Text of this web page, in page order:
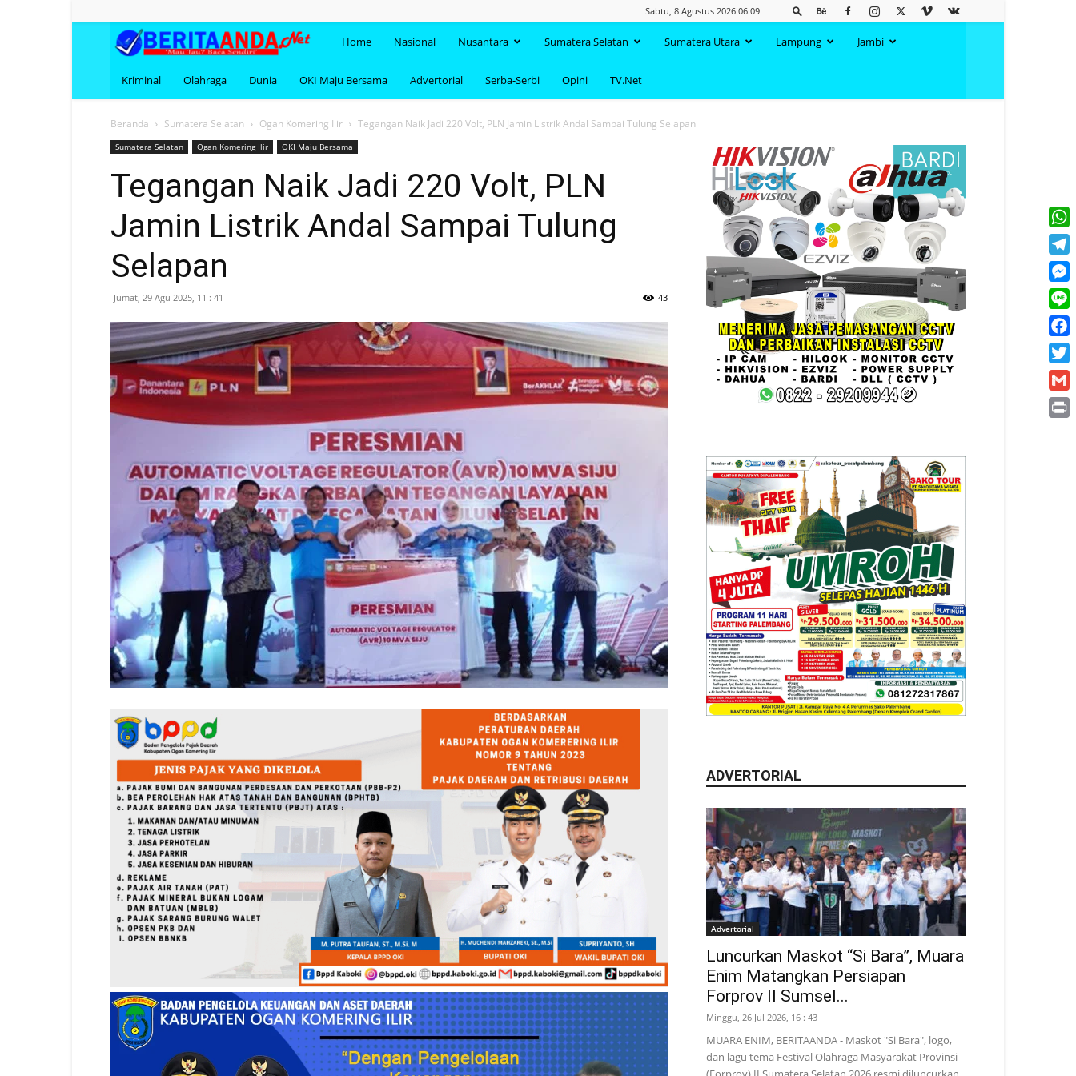
Sabtu, 8 Agustus 2026 06:09
BERITAANDA.NET
Home Nasional Nusantara Sumatera Selatan Sumatera Utara Lampung Jambi
Kriminal Olahraga Dunia OKI Maju Bersama Advertorial Serba-Serbi Opini TV.Net
Beranda Sumatera Selatan Ogan Komering Ilir Tegangan Naik Jadi 220 Volt, PLN Jamin Listrik Andal Sampai Tulung Selapan
Sumatera Selatan Ogan Komering Ilir OKI Maju Bersama
Tegangan Naik Jadi 220 Volt, PLN
Jamin Listrik Andal Sampai Tulung
Selapan
Jumat, 29 Agu 2025, 11 : 41 43
ADVERTORIAL
Advertorial
Luncurkan Maskot “Si Bara”, Muara
Enim Matangkan Persiapan
Forprov II Sumsel...
Minggu, 26 Jul 2026, 16 : 43
MUARA ENIM, BERITAANDA - Maskot "Si Bara", logo,
dan lagu tema Festival Olahraga Masyarakat Provinsi
Line